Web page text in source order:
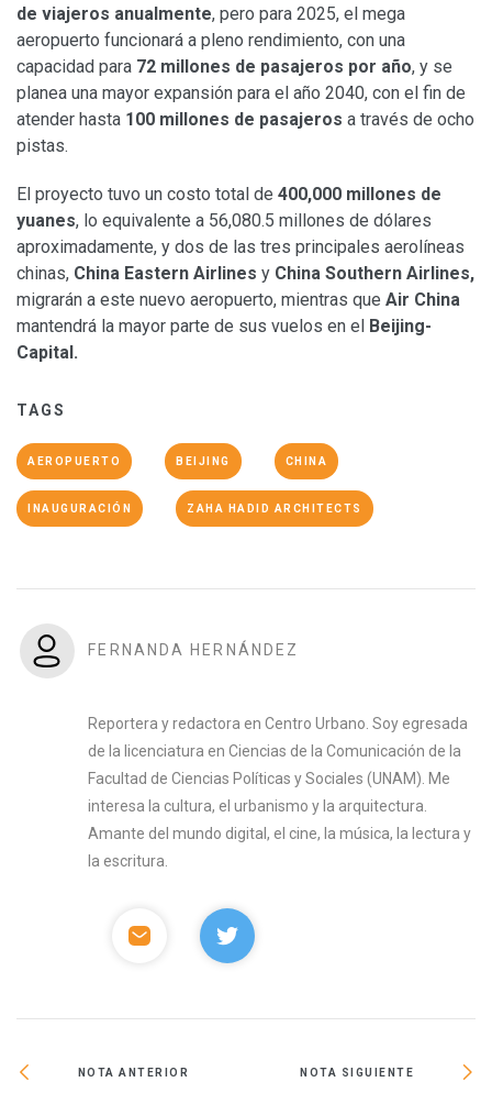
de viajeros anualmente, pero para 2025, el mega
aeropuerto funcionará a pleno rendimiento, con una
capacidad para 72 millones de pasajeros por año, y se
planea una mayor expansión para el año 2040, con el fin de
atender hasta 100 millones de pasajeros a través de ocho
pistas.
El proyecto tuvo un costo total de 400,000 millones de
yuanes, lo equivalente a 56,080.5 millones de dólares
aproximadamente, y dos de las tres principales aerolíneas
chinas, China Eastern Airlines y China Southern Airlines,
migrarán a este nuevo aeropuerto, mientras que Air China
mantendrá la mayor parte de sus vuelos en el
Beijing-
Capital.
TAGS
AEROPUERTO BEIJING CHINA
INAUGURACIÓN ZAHA HADID ARCHITECTS
FERNANDA HERNÁNDEZ
Reportera y redactora en Centro Urbano. Soy egresada
de la licenciatura en Ciencias de la Comunicación de la
Facultad de Ciencias Políticas y Sociales (UNAM). Me
interesa la cultura, el urbanismo y la arquitectura.
Amante del mundo digital, el cine, la música, la lectura y
la escritura.
NOTA ANTERIOR NOTA SIGUIENTE